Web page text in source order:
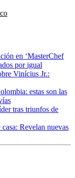
en ‘MasterChef
por igual
Vinícius Jr.:
estas son las
tras triunfos de
Revelan nuevas